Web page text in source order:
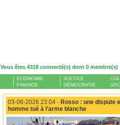
Vous êtes 4318 connecté(s) dont 0 membre(s)
ECONOMIE
FINANCE
JUSTICE
DÉMOCRATIE
03-06-2026 23:04 - Rosso : une dispute
homme tué à l’arme blanche